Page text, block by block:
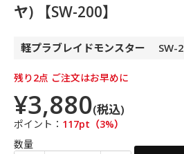
ヤ) 【SW-200】
軽プラブレイドモンスター SW-
残り2点 ご注文はお早めに
¥3,880(税込)
ポイント： 117pt（3%）
数量